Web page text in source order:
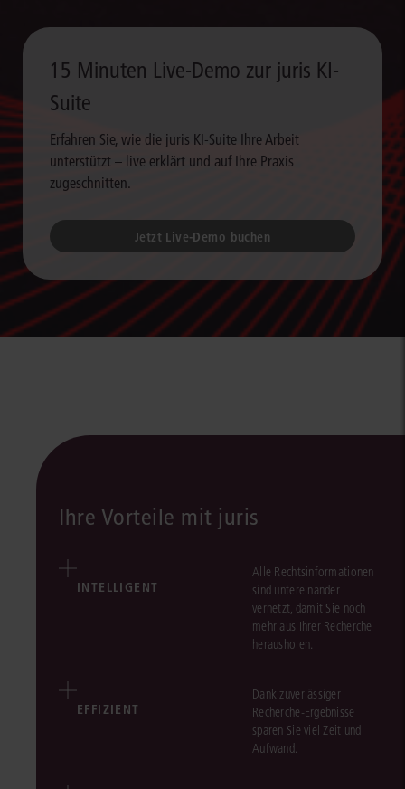
15 Minuten Live-Demo zur juris KI-
Suite
Erfahren Sie, wie die juris KI-Suite Ihre Arbeit
unterstützt – live erklärt und auf Ihre Praxis
zugeschnitten.
Jetzt Live-Demo buchen
Ihre Vorteile mit juris
INTELLIGENT
Alle Rechtsinformationen
sind untereinander
vernetzt, damit Sie noch
mehr aus Ihrer Recherche
herausholen.
EFFIZIENT
Dank zuverlässiger
Recherche-Ergebnisse
sparen Sie viel Zeit und
Aufwand.